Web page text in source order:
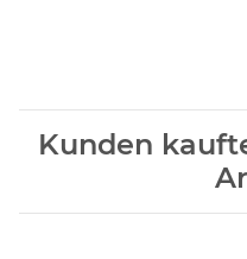
Kunden